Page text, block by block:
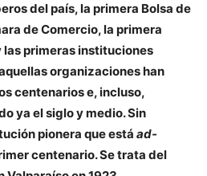
del país, la primera Bolsa de
de Comercio, la primera
las primeras instituciones
organizaciones han
centenarios e, incluso,
ya el siglo y medio. Sin
pionera que está ad-
centenario. Se trata del